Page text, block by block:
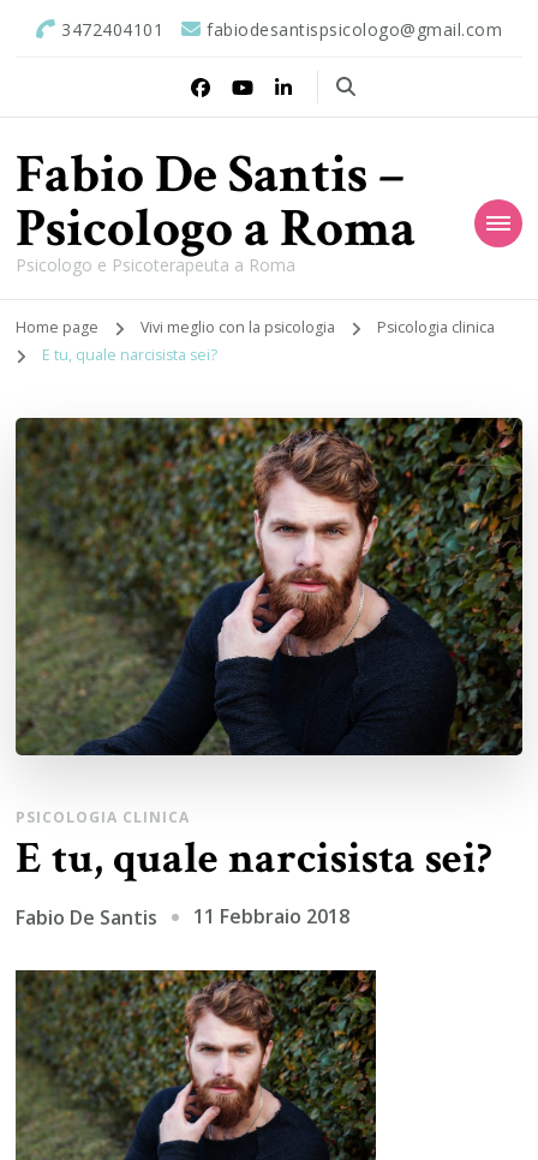
3472404101 fabiodesantispsicologo@gmail.com
Fabio De Santis –
Psicologo a Roma
Psicologo e Psicoterapeuta a Roma
Home page Vivi meglio con la psicologia
Psicologia clinica
E tu, quale narcisista sei?
PSICOLOGIA CLINICA
E tu, quale narcisista sei?
Fabio De Santis 11 Febbraio 2018